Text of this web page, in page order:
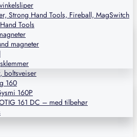
Strong Hand Tools, Fireball, MagSwitch
Tools
magneter
boltsveiser
160
160P
161 DC – med tilbehør